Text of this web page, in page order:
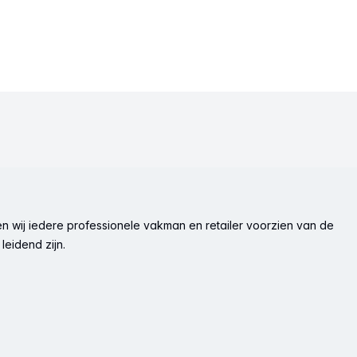
wij iedere professionele vakman en retailer voorzien van de
zijn.